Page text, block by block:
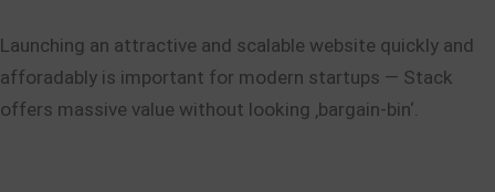
Launching an attractive and scalable website quickly and
afforadably is important for modern startups — Stack
offers massive value without looking ‚bargain-bin‘.